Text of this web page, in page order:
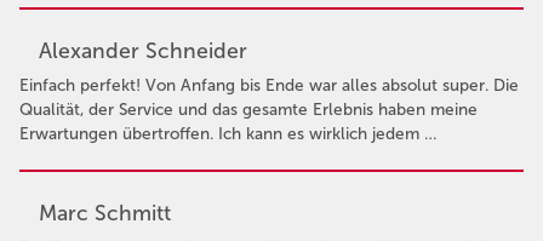
Alexander Schneider
Einfach perfekt! Von Anfang bis Ende war alles absolut super. Die
Qualität, der Service und das gesamte Erlebnis haben meine
Erwartungen übertroffen. Ich kann es wirklich jedem …
Marc Schmitt